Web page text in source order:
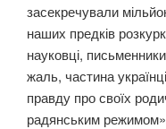
засекречували
наших предків
науковці,
жаль, частина
правду про своїх
радянським